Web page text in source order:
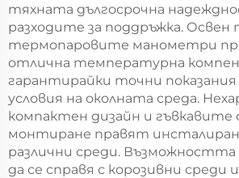
тяхната дългосрочна
разходите за поддръжка. Освен
термопаровите манометри
отлична температурна
гарантирайки точни показания
условия на околната среда.
компактен дизайн и гъвкавите
монтиране правят
различни среди.
да се справя с корозивни среди